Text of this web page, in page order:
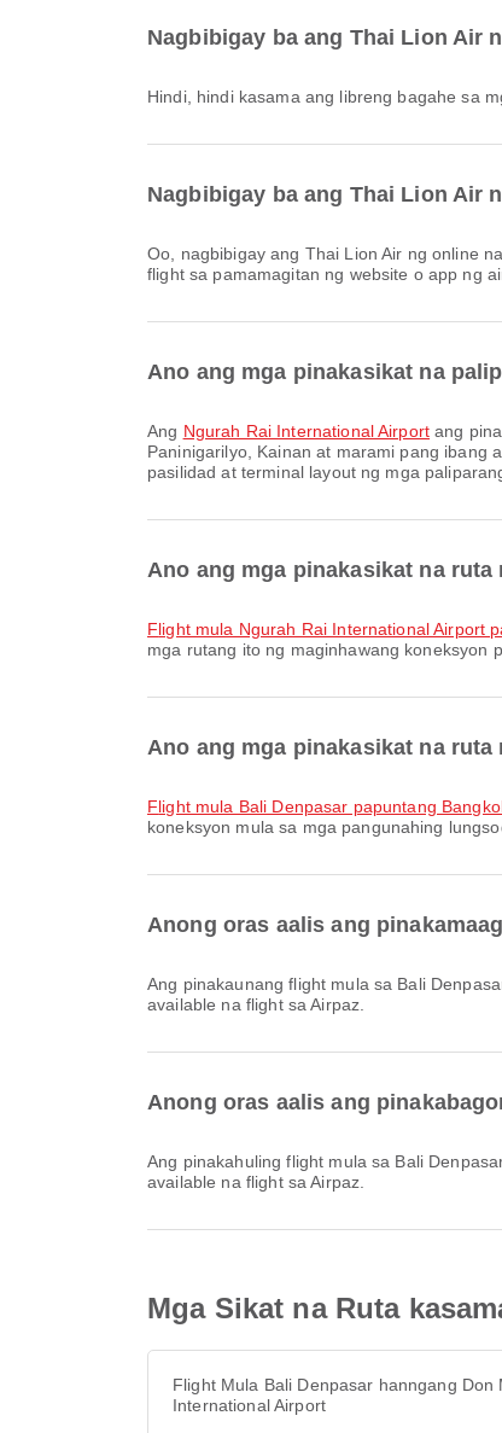
Nagbibigay ba ang Thai Lion Air
Hindi, hindi kasama ang libreng bagahe sa
Nagbibigay ba ang Thai Lion Air
Oo, nagbibigay ang Thai Lion Air ng online na check-in para sa mga flight mula sa Bali Denpasar, na nagbibigay-daan sa iyong maginhawang mag-check-in para sa iyong
flight sa pamamagitan ng website o app ng
Ano ang mga pinakasikat na
Ang Ngurah Rai International Airport ang
Paninigarilyo, Kainan at marami pang ibang
pasilidad at terminal layout ng mga
Ano ang mga pinakasikat na
flight mula Ngurah Rai International Airport
mga rutang ito ng maginhawang koneksyon
Ano ang mga pinakasikat na
flight mula Bali Denpasar papuntang
koneksyon mula sa mga pangunahing
Anong oras aalis ang
Ang pinakaunang flight mula sa Bali Denpasar gamit ang Thai Lion Air ay umaalis nang 13:15. Maaari mong tingnan ang iskedyul na ito at ihambing ang iba pang
available na flight sa Airpaz.
Anong oras aalis ang
Ang pinakahuling flight mula sa Bali Denpasar gamit ang Thai Lion Air ay umaalis nang 18:15. Maaari mong tingnan ang iskedyul na ito at ihambing ang iba pang
available na flight sa Airpaz.
Mga Sikat na Ruta
Flight Mula Bali Denpasar hanngang Don
International Airport